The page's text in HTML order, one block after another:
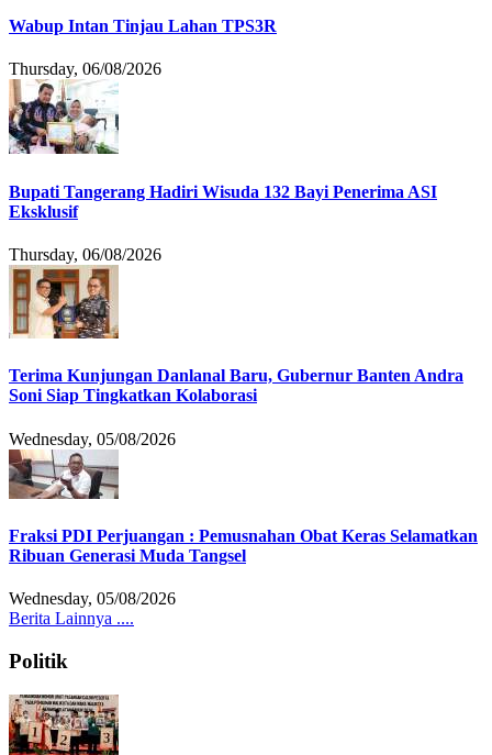
Wabup Intan Tinjau Lahan TPS3R
Thursday, 06/08/2026
Bupati Tangerang Hadiri Wisuda 132 Bayi Penerima ASI
Eksklusif
Thursday, 06/08/2026
Terima Kunjungan Danlanal Baru, Gubernur Banten Andra
Soni Siap Tingkatkan Kolaborasi
Wednesday, 05/08/2026
Fraksi PDI Perjuangan : Pemusnahan Obat Keras Selamatkan
Ribuan Generasi Muda Tangsel
Wednesday, 05/08/2026
Berita Lainnya ....
Politik